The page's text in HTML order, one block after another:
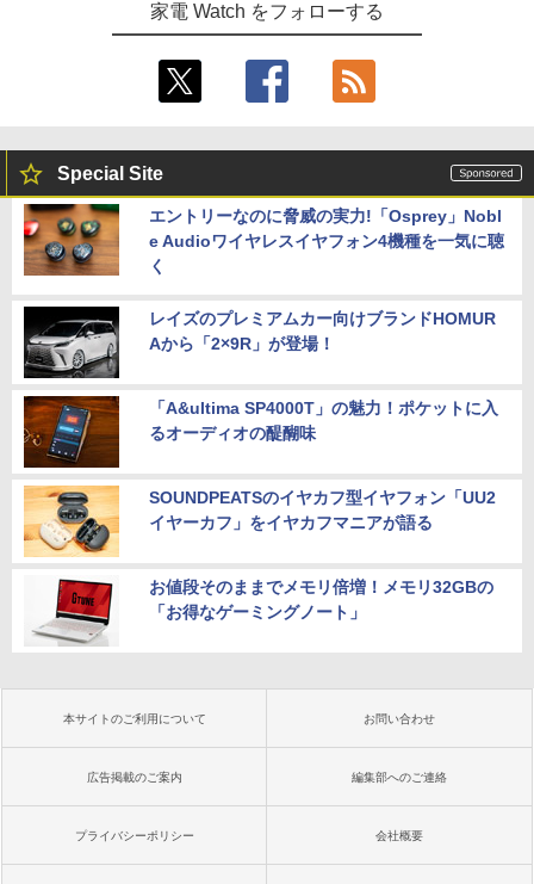
家電 Watch をフォローする
Special Site
エントリーなのに脅威の実力!「Osprey」Nobl
e Audioワイヤレスイヤフォン4機種を一気に聴
く
レイズのプレミアムカー向けブランドHOMUR
Aから「2×9R」が登場！
「A&ultima SP4000T」の魅力！ポケットに入
るオーディオの醍醐味
SOUNDPEATSのイヤカフ型イヤフォン「UU2
イヤーカフ」をイヤカフマニアが語る
お値段そのままでメモリ倍増！メモリ32GBの
「お得なゲーミングノート」
本サイトのご利用について お問い合わせ
広告掲載のご案内 編集部へのご連絡
プライバシーポリシー 会社概要